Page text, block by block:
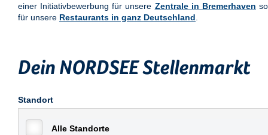
einer Initiativbewerbung für unsere Zentrale in Bremerhaven
für unsere Restaurants in ganz Deutschland
Dein NORDSEE Stellenmarkt
Standort
Alle Standorte